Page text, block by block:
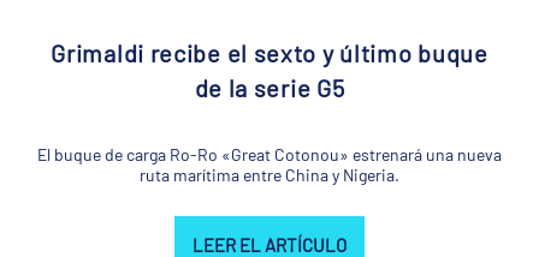
Grimaldi recibe el sexto y último buque
de la serie G5
El buque de carga Ro-Ro «Great Cotonou» estrenará una nueva
ruta marítima entre China y Nigeria.
LEER EL ARTÍCULO